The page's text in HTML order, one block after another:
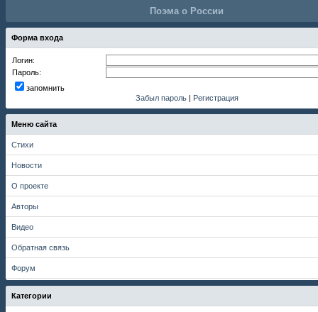
Поэма о России
Форма входа
Логин:
Пароль:
запомнить
Забыл пароль | Регистрация
Меню сайта
Стихи
Новости
О проекте
Авторы
Видео
Обратная связь
Форум
Категории